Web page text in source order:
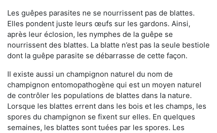
Les guêpes parasites ne se nourrissent pas de blattes.
Elles pondent juste leurs œufs sur les gardons. Ainsi,
après leur éclosion, les nymphes de la guêpe se
nourrissent des blattes. La blatte n’est pas la seule bestiole
dont la guêpe parasite se débarrasse de cette façon.
Il existe aussi un champignon naturel du nom de
champignon entomopathogène qui est un moyen naturel
de contrôler les populations de blattes dans la nature.
Lorsque les blattes errent dans les bois et les champs, les
spores du champignon se fixent sur elles. En quelques
semaines, les blattes sont tuées par les spores. Les